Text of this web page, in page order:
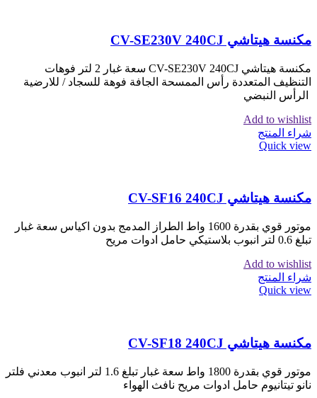
مكنسة هيتاشي CV-SE230V 240CJ
مكنسة هيتاشي CV-SE230V 240CJ سعة غبار 2 لتر فوهات
التنظيف المتعددة رأس الممسحة الجافة فوهة للسجاد / للارضية
الرأس النبضي
Add to wishlist
شراء المنتج
Quick view
مكنسة هيتاشي CV-SF16 240CJ
موتور قوي بقدرة 1600 واط الطراز المدمج بدون اكياس سعة غبار
تبلغ 0.6 لتر انبوب بلاستيكي حامل ادوات مريح
Add to wishlist
شراء المنتج
Quick view
مكنسة هيتاشي CV-SF18 240CJ
موتور قوي بقدرة 1800 واط سعة غبار تبلغ 1.6 لتر انبوب معدني فلتر
نانو تيتانيوم حامل ادوات مريح نافث الهواء